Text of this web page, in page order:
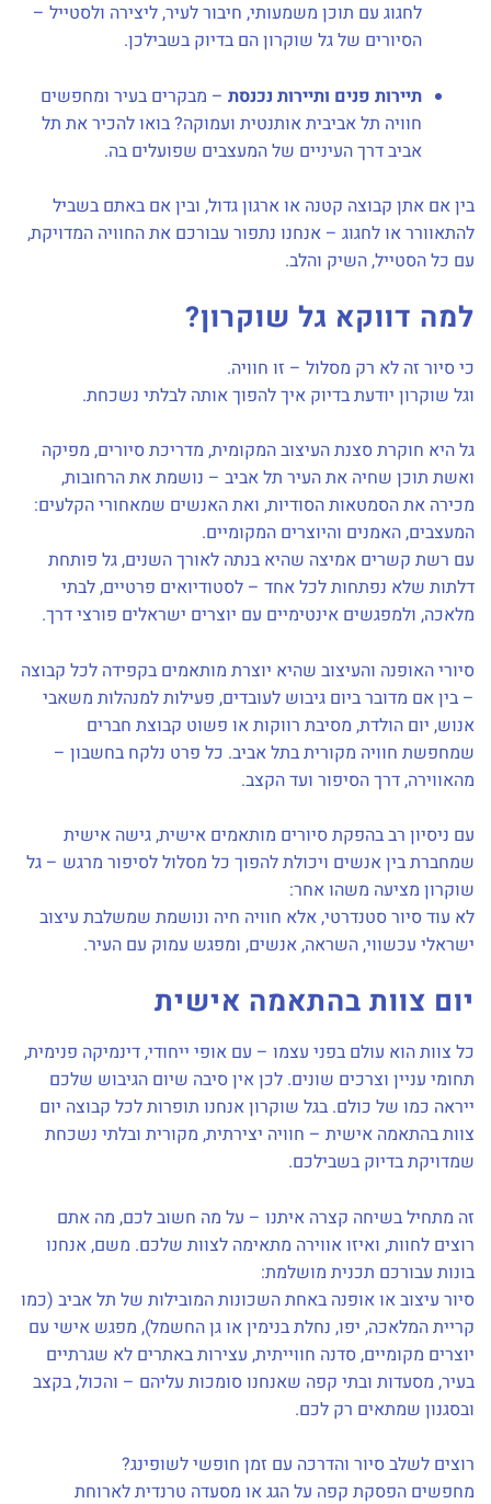
לחגוג עם תוכן משמעותי, חיבור לעיר, ליצירה ולסטייל –
הסיורים של גל שוקרון הם בדיוק בשבילכן.
תיירות פנים ותיירות נכנסת – מבקרים בעיר ומחפשים
חוויה תל אביבית אותנטית ועמוקה? בואו להכיר את תל
אביב דרך העיניים של המעצבים שפועלים בה.
בין אם אתן קבוצה קטנה או ארגון גדול, ובין אם באתם בשביל
להתאוורר או לחגוג – אנחנו נתפור עבורכם את החוויה המדויקת,
עם כל הסטייל, השיק והלב.
למה דווקא גל שוקרון?
כי סיור זה לא רק מסלול – זו חוויה.
וגל שוקרון יודעת בדיוק איך להפוך אותה לבלתי נשכחת.
גל היא חוקרת סצנת העיצוב המקומית, מדריכת סיורים, מפיקה
ואשת תוכן שחיה את העיר תל אביב – נושמת את הרחובות,
מכירה את הסמטאות הסודיות, ואת האנשים שמאחורי הקלעים:
המעצבים, האמנים והיוצרים המקומיים.
עם רשת קשרים אמיצה שהיא בנתה לאורך השנים, גל פותחת
דלתות שלא נפתחות לכל אחד – לסטודיואים פרטיים, לבתי
מלאכה, ולמפגשים אינטימיים עם יוצרים ישראלים פורצי דרך.
סיורי האופנה והעיצוב שהיא יוצרת מותאמים בקפידה לכל קבוצה
– בין אם מדובר ביום גיבוש לעובדים, פעילות למנהלות משאבי
אנוש, יום הולדת, מסיבת רווקות או פשוט קבוצת חברים
שמחפשת חוויה מקורית בתל אביב. כל פרט נלקח בחשבון –
מהאווירה, דרך הסיפור ועד הקצב.
עם ניסיון רב בהפקת סיורים מותאמים אישית, גישה אישית
שמחברת בין אנשים ויכולת להפוך כל מסלול לסיפור מרגש – גל
שוקרון מציעה משהו אחר:
לא עוד סיור סטנדרטי, אלא חוויה חיה ונושמת שמשלבת עיצוב
ישראלי עכשווי, השראה, אנשים, ומפגש עמוק עם העיר.
יום צוות בהתאמה אישית
כל צוות הוא עולם בפני עצמו – עם אופי ייחודי, דינמיקה פנימית,
תחומי עניין וצרכים שונים. לכן אין סיבה שיום הגיבוש שלכם
ייראה כמו של כולם. בגל שוקרון אנחנו תופרות לכל קבוצה יום
צוות בהתאמה אישית – חוויה יצירתית, מקורית ובלתי נשכחת
שמדויקת בדיוק בשבילכם.
זה מתחיל בשיחה קצרה איתנו – על מה חשוב לכם, מה אתם
רוצים לחוות, ואיזו אווירה מתאימה לצוות שלכם. משם, אנחנו
בונות עבורכם תכנית מושלמת:
סיור עיצוב או אופנה באחת השכונות המובילות של תל אביב (כמו
קריית המלאכה, יפו, נחלת בנימין או גן החשמל), מפגש אישי עם
יוצרים מקומיים, סדנה חווייתית, עצירות באתרים לא שגרתיים
בעיר, מסעדות ובתי קפה שאנחנו סומכות עליהם – והכול, בקצב
ובסגנון שמתאים רק לכם.
רוצים לשלב סיור והדרכה עם זמן חופשי לשופינג?
מחפשים הפסקת קפה על הגג או מסעדה טרנדית לארוחת